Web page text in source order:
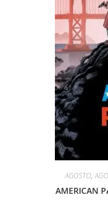
AGOSTO,
AMERICAN